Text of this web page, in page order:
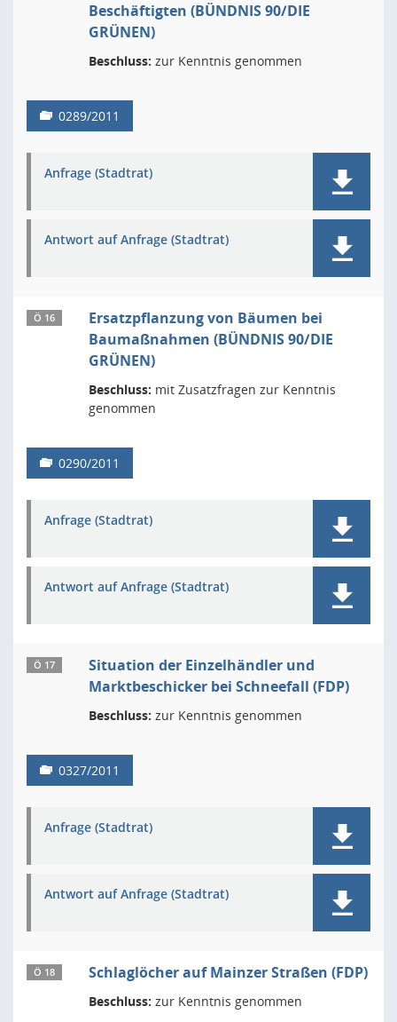
Beschäftigten (BÜNDNIS 90/DIE
GRÜNEN)
Beschluss: zur Kenntnis genommen
0289/2011
Anfrage (Stadtrat)
Antwort auf Anfrage (Stadtrat)
Ö 16
Ersatzpflanzung von Bäumen bei
Baumaßnahmen (BÜNDNIS 90/DIE
GRÜNEN)
Beschluss: mit Zusatzfragen zur Kenntnis
genommen
0290/2011
Anfrage (Stadtrat)
Antwort auf Anfrage (Stadtrat)
Ö 17
Situation der Einzelhändler und
Marktbeschicker bei Schneefall (FDP)
Beschluss: zur Kenntnis genommen
0327/2011
Anfrage (Stadtrat)
Antwort auf Anfrage (Stadtrat)
Ö 18 Schlaglöcher auf Mainzer Straßen (FDP)
Beschluss: zur Kenntnis genommen